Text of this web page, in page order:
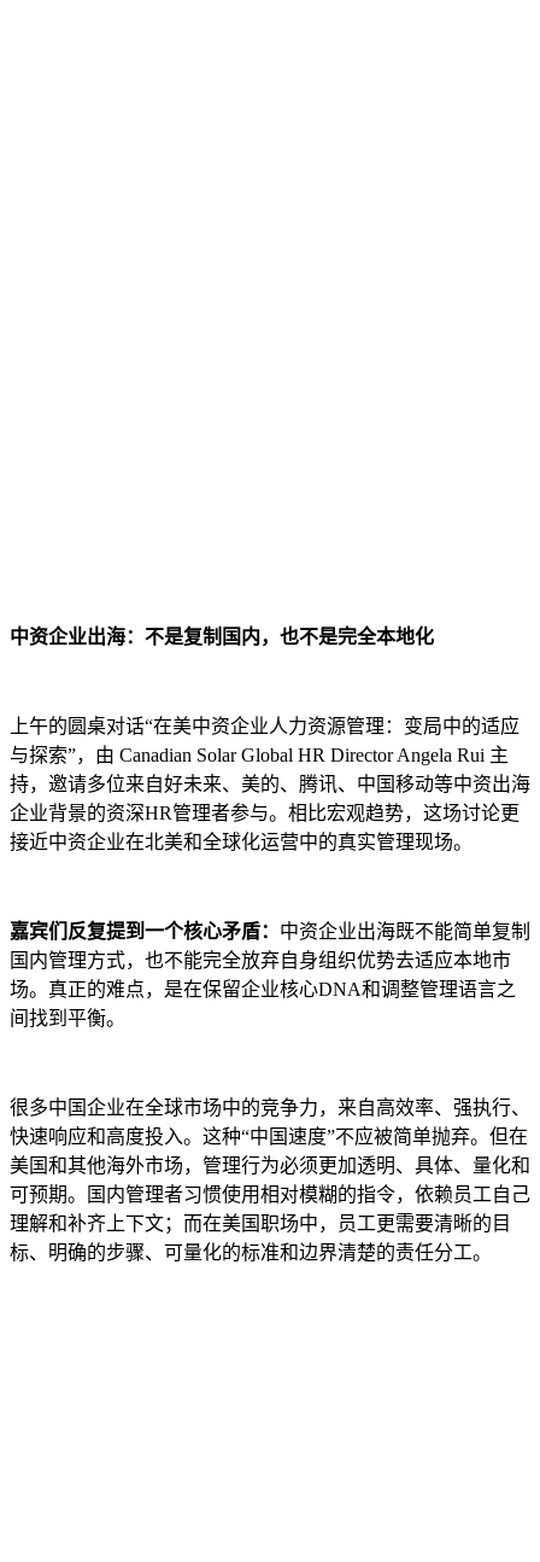
中资企业出海：不是复制国内，也不是完全本地化
上午的圆桌对话“在美中资企业人力资源管理：变局中的适应
与探索”，由 Canadian Solar Global HR Director Angela Rui 主
持，邀请多位来自好未来、美的、腾讯、中国移动等中资出海
企业背景的资深HR管理者参与。相比宏观趋势，这场讨论更
接近中资企业在北美和全球化运营中的真实管理现场。
嘉宾们反复提到一个核心矛盾： 中资企业出海既不能简单复制
国内管理方式，也不能完全放弃自身组织优势去适应本地市
场。真正的难点，是在保留企业核心DNA和调整管理语言之
间找到平衡。
很多中国企业在全球市场中的竞争力，来自高效率、强执行、
快速响应和高度投入。这种“中国速度”不应被简单抛弃。但在
美国和其他海外市场，管理行为必须更加透明、具体、量化和
可预期。国内管理者习惯使用相对模糊的指令，依赖员工自己
理解和补齐上下文；而在美国职场中，员工更需要清晰的目
标、明确的步骤、可量化的标准和边界清楚的责任分工。